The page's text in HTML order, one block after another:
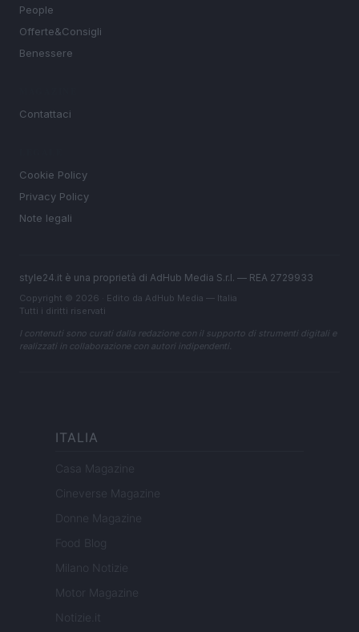
People
Offerte&Consigli
Benessere
Contattaci
Cookie Policy
Privacy Policy
Note legali
style24.it è una proprietà di AdHub Media S.r.l. — REA 2729933
Copyright © 2026 · Edito da AdHub Media — Italia
Tutti i diritti riservati
I contenuti sono curati dalla redazione con il supporto di strumenti digitali e
realizzati in collaborazione con autori indipendenti.
ITALIA
Casa Magazine
Cineverse Magazine
Donne Magazine
Food Blog
Milano Notizie
Motor Magazine
Notizie.it